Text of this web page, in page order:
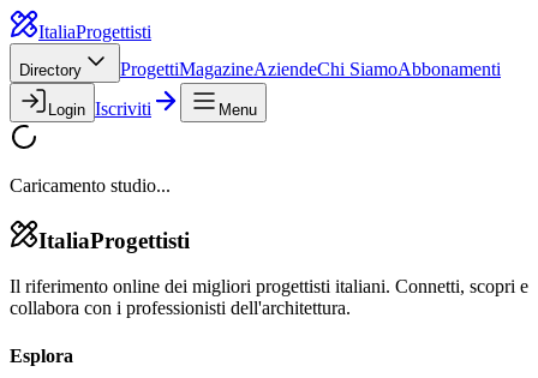
ItaliaProgettisti
Directory ProgettiMagazineAziendeChi SiamoAbbonamenti
Login Iscriviti Menu
Caricamento studio...
ItaliaProgettisti
Il riferimento online dei migliori progettisti italiani. Connetti, scopri e
collabora con i professionisti dell'architettura.
Esplora